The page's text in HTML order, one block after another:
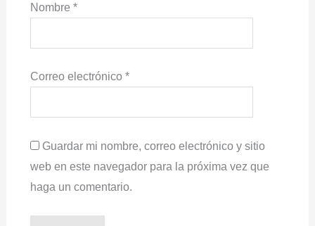
Nombre *
Correo electrónico *
Guardar mi nombre, correo electrónico y sitio
web en este navegador para la próxima vez que
haga un comentario.